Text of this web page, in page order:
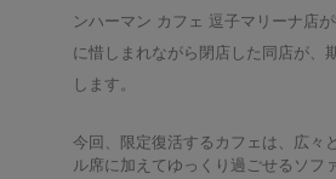
ンハーマン カフェ 逗子マリーナ店が
に惜しまれながら閉店した同店が、
します。
今回、限定復活するカフェは、広々
ル席に加えてゆっくり過ごせるソフ